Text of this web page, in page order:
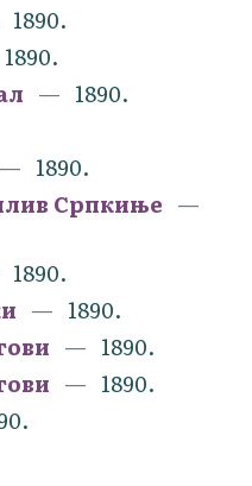
1890.
1890.
1890.
1890.
Српкиње
1890.
1890.
1890.
1890.